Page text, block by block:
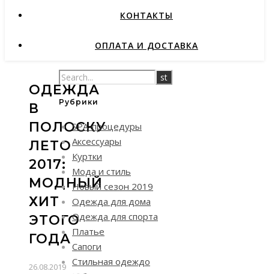
КОНТАКТЫ
ОПЛАТА И ДОСТАВКА
ОДЕЖДА
В
ПОЛОСКУ
ЛЕТО
2017:
МОДНЫЙ
ХИТ
ЭТОГО
ГОДА
26.08.2019
Рубрики
SPA-процедуры
Аксессуары
Куртки
Мода и стиль
Новый сезон 2019
Одежда для дома
Одежда для спорта
Платье
Сапоги
Стильная одеждо